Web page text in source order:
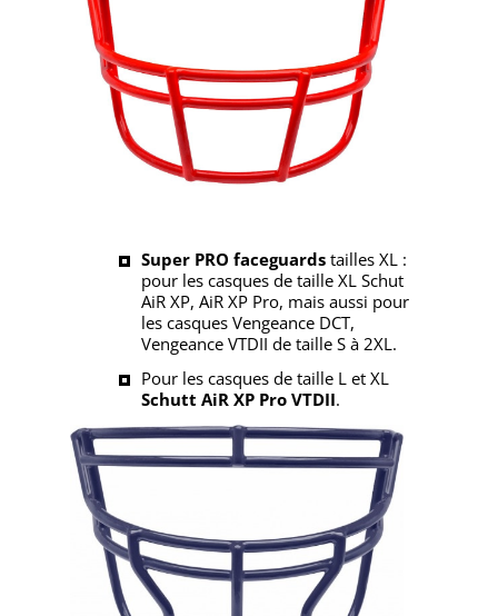
Super PRO faceguards tailles XL :
pour les casques de taille XL Schut
AiR XP, AiR XP Pro, mais aussi pour
les casques Vengeance DCT,
Vengeance VTDII de taille S à 2XL.
Pour les casques de taille L et XL
Schutt AiR XP Pro VTDII.